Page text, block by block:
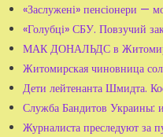
«Заслужені» пенсіонери —
«Голубці» СБУ. Повзучий
МАК ДОНАЛЬДС в
Житомирская чиновница
Дети лейтенанта Шмидта.
Служба Бандитов Украины:
Журналиста преследуют за